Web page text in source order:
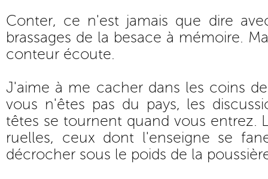
Conter, ce n'est jamais que dire
brassages de la besace à mémoire.
conteur écoute.
J'aime à me cacher dans les coins
vous n'êtes pas du pays, les
têtes se tournent quand vous entrez.
ruelles, ceux dont l'enseigne se
décrocher sous le poids de la